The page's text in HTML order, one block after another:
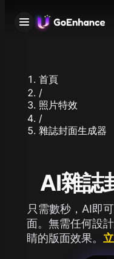
首頁
/
照片特效
/
雜誌封面生成器
AI雜誌
只需數秒，AI即
面。無需任何設
睛的版面效果。